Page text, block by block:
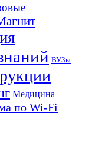
ВУЗы
Медицина
по Wi-Fi